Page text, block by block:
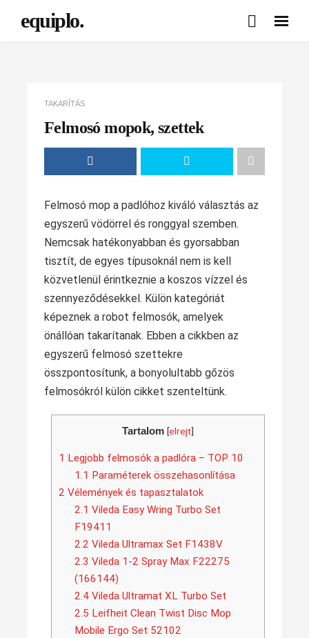
equiplo.
TAKARÍTÁS
Felmosó mopok, szettek
Felmosó mop a padlóhoz kiváló választás az
egyszerű vödörrel és ronggyal szemben.
Nemcsak hatékonyabban és gyorsabban
tisztít, de egyes típusoknál nem is kell
közvetlenül érintkeznie a koszos vízzel és
szennyeződésekkel. Külön kategóriát
képeznek a robot felmosók, amelyek
önállóan takarítanak. Ebben a cikkben az
egyszerű felmosó szettekre
összpontosítunk, a bonyolultabb gőzös
felmosókról külön cikket szenteltünk.
Tartalom [elrejt]
1 Legjobb felmosók a padlóra – TOP 10
1.1 Paraméterek összehasonlítása
2 Vélemények és tapasztalatok
2.1 Vileda Easy Wring Turbo Set
F19411
2.2 Vileda Ultramax Set F1438V
2.3 Vileda 1-2 Spray Max F22275
(166144)
2.4Vileda Ultramat XL Turbo Set
2.5 Leifheit Clean Twist Disc Mop
Mobile Ergo Set 52102